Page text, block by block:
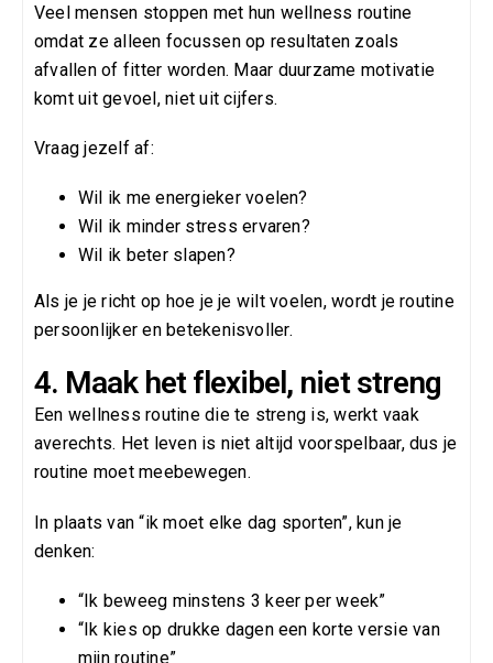
Veel mensen stoppen met hun wellness routine
omdat ze alleen focussen op resultaten zoals
afvallen of fitter worden. Maar duurzame motivatie
komt uit gevoel, niet uit cijfers.
Vraag jezelf af:
Wil ik me energieker voelen?
Wil ik minder stress ervaren?
Wil ik beter slapen?
Als je je richt op hoe je je wilt voelen, wordt je routine
persoonlijker en betekenisvoller.
4. Maak het flexibel, niet streng
Een wellness routine die te streng is, werkt vaak
averechts. Het leven is niet altijd voorspelbaar, dus je
routine moet meebewegen.
In plaats van “ik moet elke dag sporten”, kun je
denken:
“Ik beweeg minstens 3 keer per week”
“Ik kies op drukke dagen een korte versie van
mijn routine”